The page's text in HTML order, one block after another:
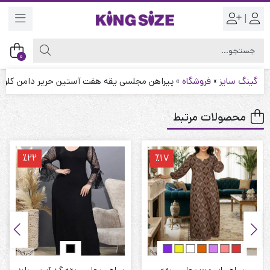
|
0
گینگ سایز »فروشگاه »پیراهن مجلسی یقه هفت آستین حریر دامن
محصولات مرتبط
٪17 ٪22